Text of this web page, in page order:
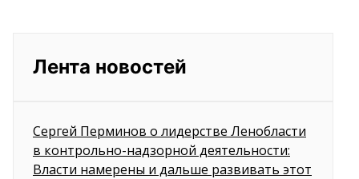
Лента новостей
Сергей Перминов о лидерстве Ленобласти
в контрольно-надзорной деятельности:
Власти намерены и дальше развивать этот